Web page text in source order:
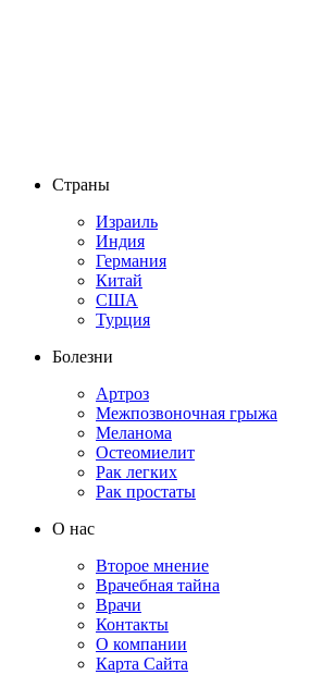
Страны
Израиль
Индия
Германия
Китай
США
Турция
Болезни
Артроз
Межпозвоночная грыжа
Меланома
Остеомиелит
Рак легких
Рак простаты
О нас
Второе мнение
Врачебная тайна
Врачи
Контакты
О компании
Карта Сайта